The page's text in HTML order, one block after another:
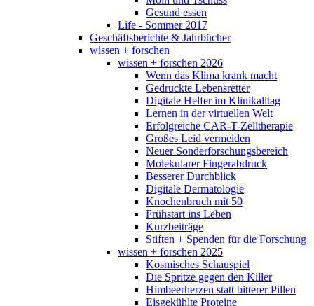
Gesund essen
Life - Sommer 2017
Geschäftsberichte & Jahrbücher
wissen + forschen
wissen + forschen 2026
Wenn das Klima krank macht
Gedruckte Lebensretter
Digitale Helfer im Klinikalltag
Lernen in der virtuellen Welt
Erfolgreiche CAR-T-Zelltherapie
Großes Leid vermeiden
Neuer Sonderforschungsbereich
Molekularer Fingerabdruck
Besserer Durchblick
Digitale Dermatologie
Knochenbruch mit 50
Frühstart ins Leben
Kurzbeiträge
Stiften + Spenden für die Forschung
wissen + forschen 2025
Kosmisches Schauspiel
Die Spritze gegen den Killer
Himbeerherzen statt bitterer Pillen
Eisgekühlte Proteine